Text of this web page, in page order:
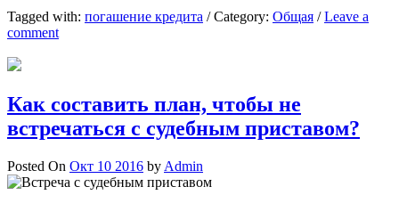
Tagged with: погашение кредита / Category: Общая / Leave a
comment
Как составить план, чтобы не
встречаться с судебным приставом?
Posted On Окт 10 2016 by Admin